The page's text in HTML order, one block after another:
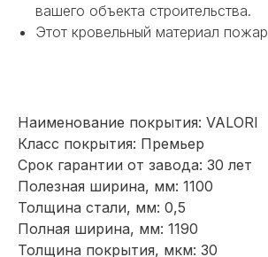
вашего объекта строительства.
Этот кровельный материал
Наименование покрытия: VALORI
Класс покрытия: Премьер
Срок гарантии от завода: 30 лет
Полезная ширина, мм: 1100
Толщина стали, мм: 0,5
Полная ширина, мм: 1190
Толщина покрытия, мкм: 30
НЕ НАШЛИ НУЖНОЕ
ИЛИ НУЖНА ПОМОЩЬ
Наш менеджер готов ответить на
все вопросы. Свяжитесь по
телефону или заполните форму для
индивидуального подбора.